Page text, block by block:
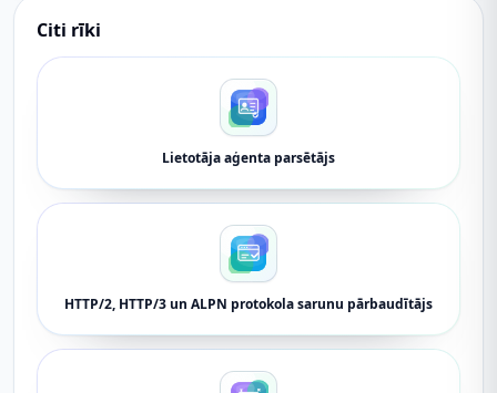
Citi rīki
Lietotāja aģenta parsētājs
HTTP/2, HTTP/3 un ALPN protokola sarunu pārbaudītājs